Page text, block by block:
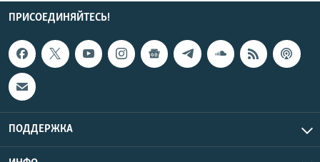
ПРИСОЕДИНЯЙТЕСЬ!
ПОДДЕРЖКА